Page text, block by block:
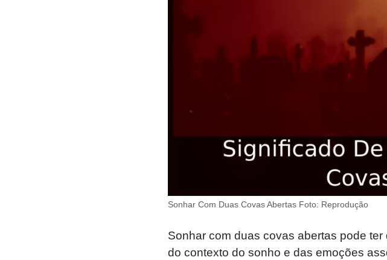
Sonhar Com Duas Covas Abertas Foto: Reprodução
Sonhar com duas covas abertas pode
do contexto do sonho e das emoções